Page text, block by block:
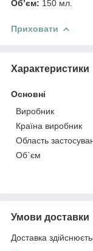
Об’єм: 150 мл.
Приховати
Характеристики
Основні
Виробник
Країна виробник
Область
Об`єм
Умови доставки
Доставка